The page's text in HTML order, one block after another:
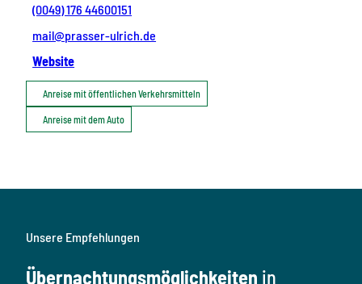
(0049) 176 44600151
mail@prasser-ulrich.de
Website
Anreise mit öffentlichen Verkehrsmitteln
Anreise mit dem Auto
Unsere Empfehlungen
Übernachtungsmöglichkeiten in